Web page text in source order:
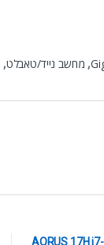
, מחשב נייד/טאבלט,
AORUS 17H